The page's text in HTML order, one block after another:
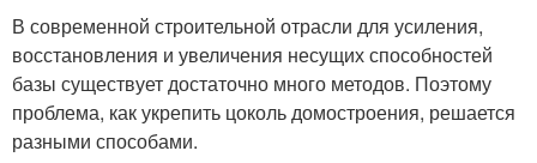
В современной строительной отрасли для усиления,
восстановления и увеличения несущих способностей
базы существует достаточно много методов. Поэтому
проблема, как укрепить цоколь домостроения, решается
разными способами.